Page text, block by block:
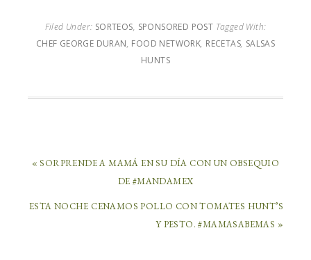
Filed Under: SORTEOS, SPONSORED POST Tagged With:
CHEF GEORGE DURAN, FOOD NETWORK, RECETAS, SALSAS
HUNTS
« SORPRENDE A MAMÁ EN SU DÍA CON UN OBSEQUIO
DE #MANDAMEX
ESTA NOCHE CENAMOS POLLO CON TOMATES HUNT’S
Y PESTO. #MAMASABEMAS »